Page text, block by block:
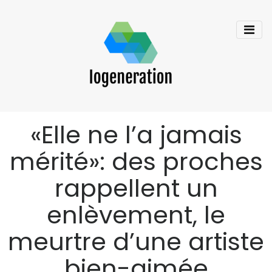
«Elle ne l’a jamais
mérité»: des proches
rappellent un
enlèvement, le
meurtre d’une artiste